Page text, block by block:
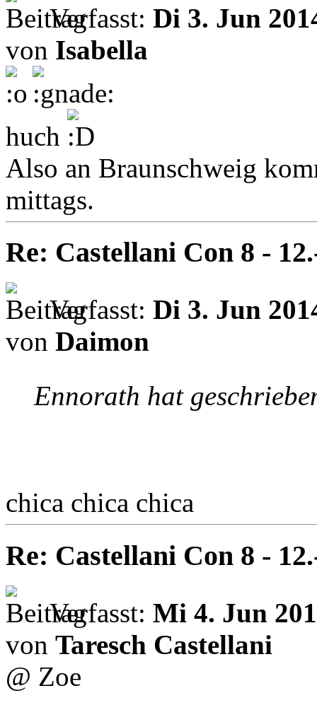
Verfasst: Di 3. Jun
von Isabella
huch
Also an Braunschweig
mittags.
Re: Castellani Con 8 -
Verfasst: Di 3. Jun
von Daimon
Ennorath hat
chica chica chica
Re: Castellani Con 8 -
Verfasst: Mi 4. Jun
von Taresch Castellani
@ Zoe